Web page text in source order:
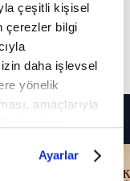
çeşitli kişisel
çerezler bilgi
daha işlevsel
yönelik
amaçlarıyla
bilgi için
Ayarlar
bölümünde